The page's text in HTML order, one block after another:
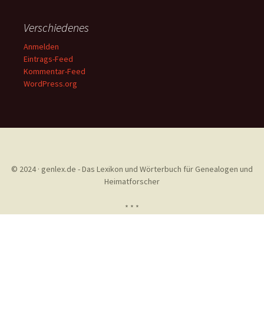
Verschiedenes
Anmelden
Eintrags-Feed
Kommentar-Feed
WordPress.org
© 2024 · genlex.de - Das Lexikon und Wörterbuch für Genealogen und
Heimatforscher
* * *